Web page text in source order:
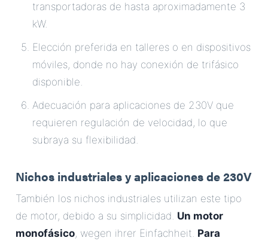
transportadoras de hasta aproximadamente 3
kW.
Elección preferida en talleres o en dispositivos
móviles, donde no hay conexión de trifásico
disponible.
Adecuación para aplicaciones de 230V que
requieren regulación de velocidad, lo que
subraya su flexibilidad.
Nichos industriales y aplicaciones de 230V
También los nichos industriales utilizan este tipo
de motor, debido a su simplicidad. Un motor
monofásico, wegen ihrer Einfachheit. Para